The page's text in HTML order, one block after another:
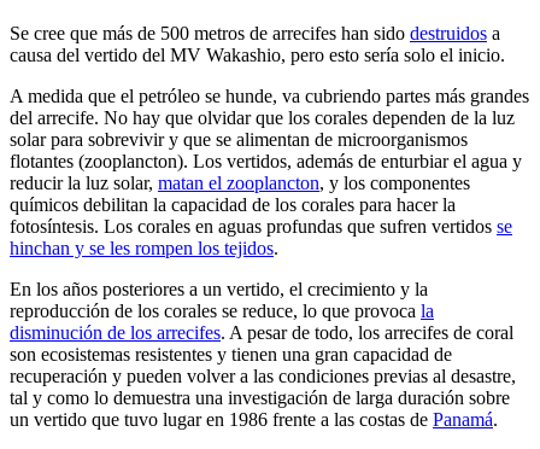
Se cree que más de 500 metros de arrecifes han sido destruidos a
causa del vertido del MV Wakashio, pero esto sería solo el inicio.
A medida que el petróleo se hunde, va cubriendo partes más grandes
del arrecife. No hay que olvidar que los corales dependen de la luz
solar para sobrevivir y que se alimentan de microorganismos
flotantes (zooplancton). Los vertidos, además de enturbiar el agua y
reducir la luz solar, matan el zooplancton, y los componentes
químicos debilitan la capacidad de los corales para hacer la
fotosíntesis. Los corales en aguas profundas que sufren vertidos se
hinchan y se les rompen los tejidos.
En los años posteriores a un vertido, el crecimiento y la
reproducción de los corales se reduce, lo que provoca la
disminución de los arrecifes. A pesar de todo, los arrecifes de coral
son ecosistemas resistentes y tienen una gran capacidad de
recuperación y pueden volver a las condiciones previas al desastre,
tal y como lo demuestra una investigación de larga duración sobre
un vertido que tuvo lugar en 1986 frente a las costas de Panamá.